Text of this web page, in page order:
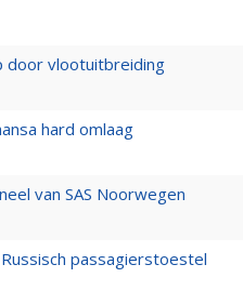
door vlootuitbreiding
hard omlaag
van SAS Noorwegen
passagierstoestel